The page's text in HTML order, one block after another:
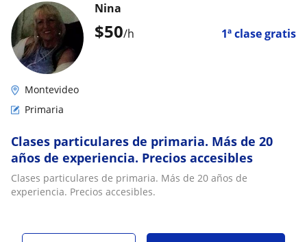
$50/h 1ª clase gratis
Nina
Montevideo
Primaria
Clases particulares de primaria. Más de 20
años de experiencia. Precios accesibles
Clases particulares de primaria. Más de 20 años de
experiencia. Precios accesibles.